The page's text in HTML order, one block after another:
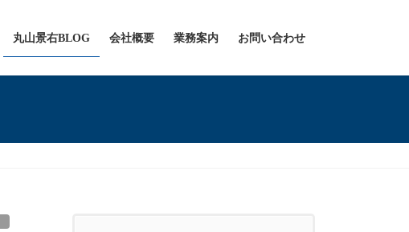
丸山景右BLOG 会社概要 業務案内 お問い合わせ